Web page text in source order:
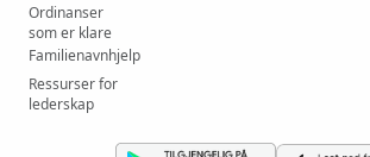
Ordinanser
som er klare
Familienavnhjelp
Ressurser for
lederskap